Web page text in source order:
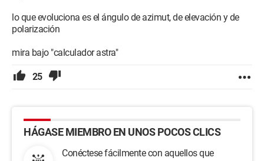
lo que evoluciona es el ángulo de azimut, de elevación y de
polarización
mira bajo "calculador astra"
25
HÁGASE MIEMBRO EN UNOS POCOS CLICS
Conéctese fácilmente con aquellos que